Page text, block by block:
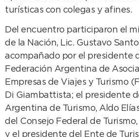
turísticas con colegas y afines.
Del encuentro participaron el
de la Nación, Lic. Gustavo
acompañado por el presidente
Federación Argentina de
Empresas de Viajes y Turismo
Di Giambattista; el presidente
Argentina de Turismo, Aldo
del Consejo Federal de
y el presidente del Ente de